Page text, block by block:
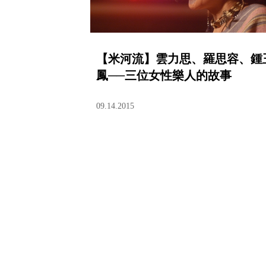
【米河流】雲力思、羅思容、鍾
鳳──三位女性樂人的故事
09.14.2015